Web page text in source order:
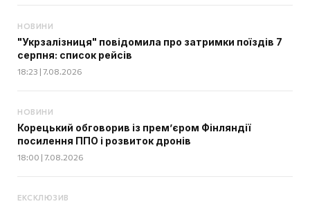
НОВИНИ
"Укрзалізниця" повідомила про затримки поїздів 7
серпня: список рейсів
18:23 | 7.08.2026
НОВИНИ
Корецький обговорив із прем’єром Фінляндії
посилення ППО і розвиток дронів
18:00 | 7.08.2026
ЕКСКЛЮЗИВ